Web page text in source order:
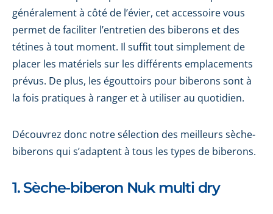
généralement à côté de l’évier, cet accessoire vous
permet de faciliter l’entretien des biberons et des
tétines à tout moment. Il suffit tout simplement de
placer les matériels sur les différents emplacements
prévus. De plus, les égouttoirs pour biberons sont à
la fois pratiques à ranger et à utiliser au quotidien.
Découvrez donc notre sélection des meilleurs sèche-
biberons qui s’adaptent à tous les types de biberons.
1. Sèche-biberon Nuk multi dry